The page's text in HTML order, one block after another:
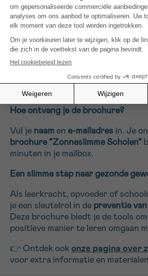
integrerenin het schoolleven:
speelplaatsinrichting,
communicatie met ouders.
Een overzicht van de
Het programma sluit aan bij de
basisonderwijs en is eenvoudig te
Hoe ontvang je de brochure?
Vul je naam en e-mailadres in. Je
brochure “Zonneslimme Scholen”
minuten in je mailbox.
Een slimme stap naar gezonde
Als leerkracht, opvoeder of
je een sleutelrol in de preventie
Deze brochure biedt je de tools
positieve manier te leren omgaan
👉 Ontdek ook onze pagina over
voor extra informatie en